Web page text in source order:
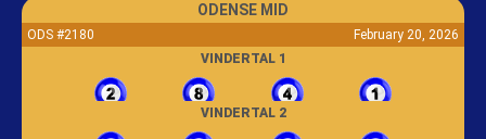
ODENSE MID
ODS #2180
February 20, 2026
VINDERTAL 1
VINDERTAL 2